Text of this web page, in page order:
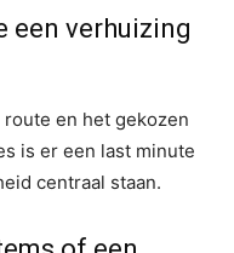
een verhuizing
en het gekozen
is er een last minute
centraal staan.